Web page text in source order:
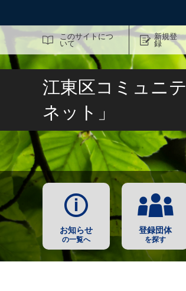
このサイトにつ
いて
新規登
録
サイト内検索
江東区コミュニ
ネット」
お知らせ
の一覧へ
登録団体
を探す